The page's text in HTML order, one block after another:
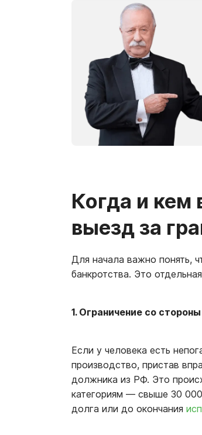
Когда и кем
выезд за
Для начала важно понять,
банкротства. Это
1. Ограничение со
Если у человека есть
производство, пристав
должника из РФ. Это
категориям — свыше 30
долга или до окончания